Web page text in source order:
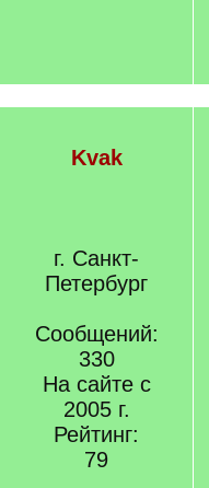
Kvak
г. Санкт-
Петербург
Сообщений:
330
На сайте с
2005 г.
Рейтинг:
79